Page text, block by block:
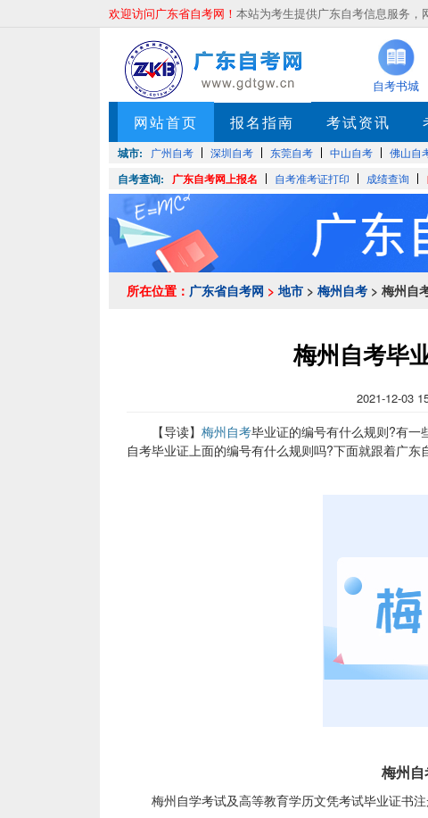
欢迎访问广东省自考网！ 本站为考生提供广东自考信息服务，
自考书城
网站首页 报名指南 考试资讯
城市: 广州自考 深圳自考 东莞自考 中山自考 佛山自
自考查询: 广东自考网上报名 自考准考证打印 成绩查询
所在位置： 广东省自考网 > 地市 > 梅州自考 > 梅州自
梅州自考毕
2021-12-03
【导读】 梅州自考毕业证的编号有什么规则?有一
自考毕业证上面的编号有什么规则吗?下面就跟着广
梅州自
梅州自学考试及高等教育学历文凭考试毕业证书注